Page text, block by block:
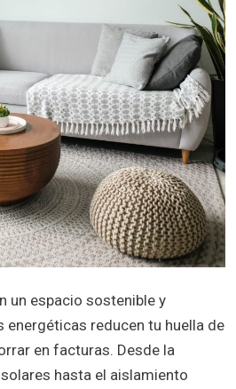
un espacio sostenible y
reducen tu huella de
en facturas. Desde la
hasta el aislamiento